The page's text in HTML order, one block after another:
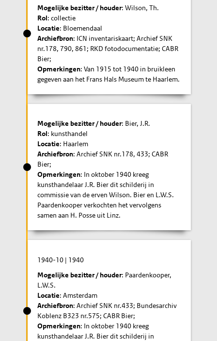
Mogelijke bezitter / houder: Wilson, Th.
Rol: collectie
Locatie: Bloemendaal
Archiefbron: ICN inventariskaart; Archief SNK
nr.178, 790, 861; RKD fotodocumentatie; CABR
Bier;
Opmerkingen: Van 1915 tot 1940 in bruikleen
gegeven aan het Frans Hals Museum te Haarlem.
Mogelijke bezitter / houder: Bier, J.R.
Rol: kunsthandel
Locatie: Haarlem
Archiefbron: Archief SNK nr.178, 433; CABR
Bier;
Opmerkingen: In oktober 1940 kreeg
kunsthandelaar J.R. Bier dit schilderij in
commissie van de erven Wilson. Bier en L.W.S.
Paardenkooper verkochten het vervolgens
samen aan H. Posse uit Linz.
1940-10 | 1940
Mogelijke bezitter / houder: Paardenkooper,
L.W.S.
Locatie: Amsterdam
Archiefbron: Archief SNK nr.433; Bundesarchiv
Koblenz B323 nr.575; CABR Bier;
Opmerkingen: In oktober 1940 kreeg
kunsthandelaar J.R. Bier dit schilderij in